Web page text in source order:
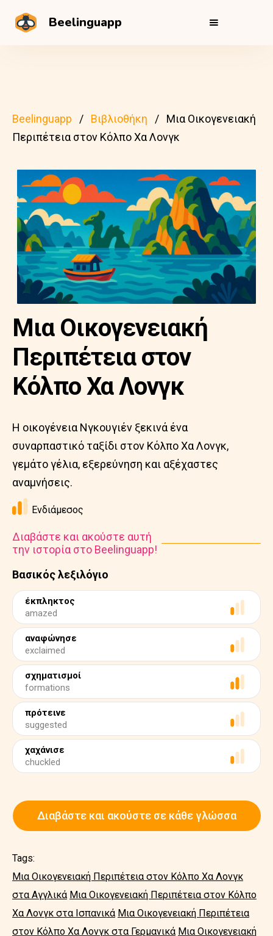
Beelinguapp
Beelinguapp Βιβλιοθήκη
Μια Οικογενειακή
Περιπέτεια στον Κόλπο Χα Λονγκ
Βασικός λεξιλόγιο
έκπληκτος
amazed
αναφώνησε
exclaimed
σχηματισμοί
formations
πρότεινε
suggested
χαχάνισε
chuckled
Μια Οικογενειακή
Περιπέτεια στον
Κόλπο Χα Λονγκ
Η οικογένεια Νγκουγιέν ξεκινά ένα
συναρπαστικό ταξίδι στον Κόλπο Χα Λονγκ,
γεμάτο γέλια, εξερεύνηση και αξέχαστες
αναμνήσεις.
Ενδιάμεσος
Διαβάστε και ακούστε αυτή
την ιστορία στο Beelinguapp!
Διαβάστε και ακούστε σε κάθε γλώσσα
Tags:
Μια Οικογενειακή Περιπέτεια στον Κόλπο Χα Λονγκ
στα Αγγλικά Μια Οικογενειακή Περιπέτεια στον Κόλπο
Χα Λονγκ στα Ισπανικά Μια Οικογενειακή Περιπέτεια
στον Κόλπο Χα Λονγκ στα Γερμανικά Μια Οικογενειακή